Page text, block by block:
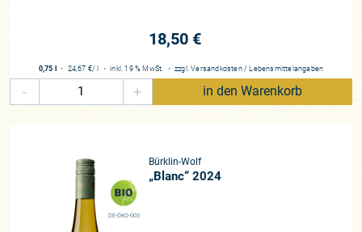
18,50 €
0,75 l ・ 24,67 €/ l ・inkl. 19 % MwSt. ・ zzgl.Versandkosten / Lebensmittelangaben
- + in den Warenkorb
DE-ÖKO-003
Bürklin-Wolf
„Blanc“ 2024